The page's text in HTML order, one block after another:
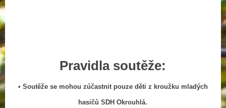
Pravidla soutěže:
• Soutěže se mohou zúčastnit pouze děti z kroužku mladých
hasičů SDH Okrouhlá.